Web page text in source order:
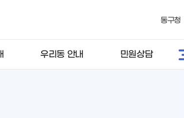
동구청
우리동 안내 민원상담